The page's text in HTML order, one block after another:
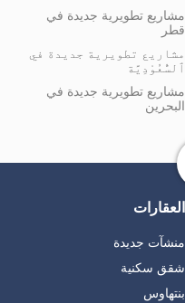
مشاريع تطويرية جديدة في
قطر
مشاريع تطويرية جديدة في
ٱلسُّعُوْدِيَّة
مشاريع تطويرية جديدة في
البحرين
العقارات
منشآت جديدة
شقق سكنية
بنتهاوس